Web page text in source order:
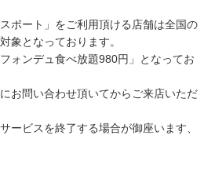
ポート」をご利用頂ける店舗は全国の
象となっております。
ォンデュ食べ放題980円」となってお
お問い合わせ頂いてからご来店いただ
ービスを終了する場合が御座います、